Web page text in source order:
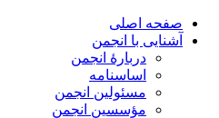
صفحه اصلی
آشنایی با انجمن
دربارۀ انجمن
اساسنامه
مسئولین انجمن
مؤسسین انجمن